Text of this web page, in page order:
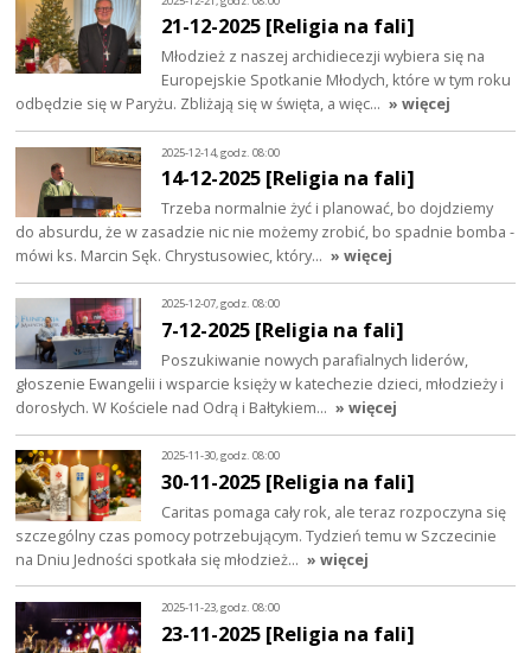
21-12-2025 [Religia na fali]
Młodzież z naszej archidiecezji wybiera się na
Europejskie Spotkanie Młodych, które w tym roku
odbędzie się w Paryżu. Zbliżają się w święta, a więc… » więcej
2025-12-14, godz. 08:00
14-12-2025 [Religia na fali]
Trzeba normalnie żyć i planować, bo dojdziemy
do absurdu, że w zasadzie nic nie możemy zrobić, bo spadnie bomba -
mówi ks. Marcin Sęk. Chrystusowiec, który… » więcej
2025-12-07, godz. 08:00
7-12-2025 [Religia na fali]
Poszukiwanie nowych parafialnych liderów,
głoszenie Ewangelii i wsparcie księży w katechezie dzieci, młodzieży i
dorosłych. W Kościele nad Odrą i Bałtykiem… » więcej
2025-11-30, godz. 08:00
30-11-2025 [Religia na fali]
Caritas pomaga cały rok, ale teraz rozpoczyna się
szczególny czas pomocy potrzebującym. Tydzień temu w Szczecinie
na Dniu Jedności spotkała się młodzież… » więcej
2025-11-23, godz. 08:00
23-11-2025 [Religia na fali]